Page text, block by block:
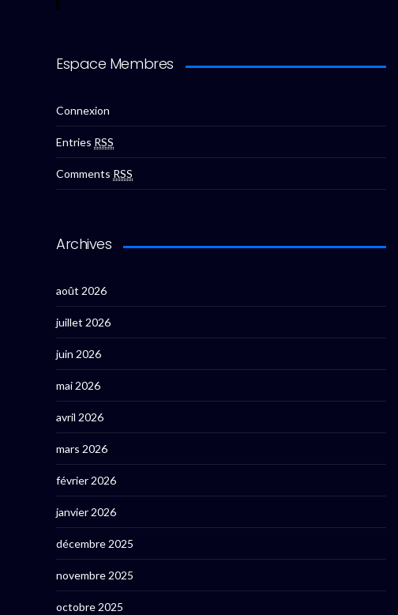
Espace Membres
Connexion
Entries RSS
Comments RSS
Archives
août 2026
juillet 2026
juin 2026
mai 2026
avril 2026
mars 2026
février 2026
janvier 2026
décembre 2025
novembre 2025
octobre 2025